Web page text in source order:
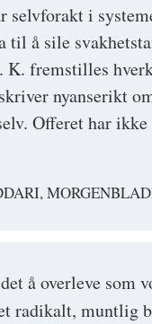
selvforakt i
til å sile
fremstilles
nyanserikt
Offeret har
å overleve som
radikalt, muntlig